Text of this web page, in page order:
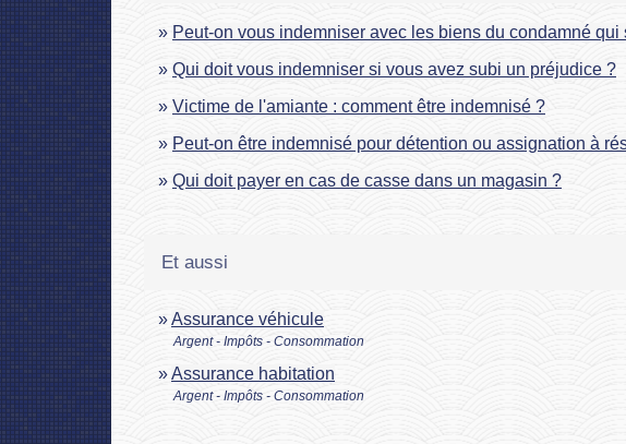
Peut-on vous indemniser avec les biens du condamné qui
Qui doit vous indemniser si vous avez subi un préjudice ?
Victime de l'amiante : comment être indemnisé ?
Peut-on être indemnisé pour détention ou assignation à
Qui doit payer en cas de casse dans un magasin ?
Et aussi
Assurance véhicule
Argent - Impôts - Consommation
Assurance habitation
Argent - Impôts - Consommation